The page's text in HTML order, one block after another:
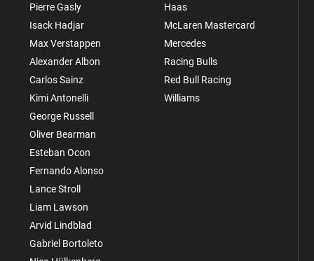
Pierre Gasly
Isack Hadjar
Max Verstappen
Alexander Albon
Carlos Sainz
Kimi Antonelli
George Russell
Oliver Bearman
Esteban Ocon
Fernando Alonso
Lance Stroll
Liam Lawson
Arvid Lindblad
Gabriel Bortoleto
Haas
McLaren Mastercard
Mercedes
Racing Bulls
Red Bull Racing
Williams